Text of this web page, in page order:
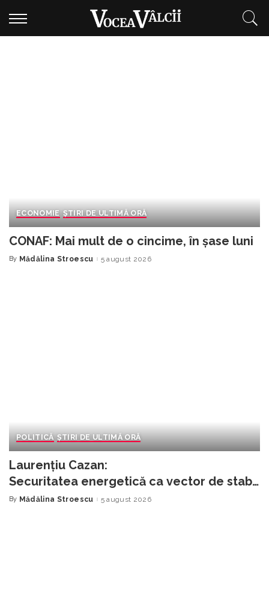
ECONOMIE ȘTIRI DE ULTIMĂ ORĂ
CONAF: Mai mult de o cincime, în șase luni
Posted
By Mădălina Stroescu 5 august 2026
POLITICĂ ȘTIRI DE ULTIMĂ ORĂ
Laurențiu Cazan:
Securitatea energetică ca vector de stabil
itate și miza apărării pilonului nuclear
Posted
By Mădălina Stroescu 5 august 2026